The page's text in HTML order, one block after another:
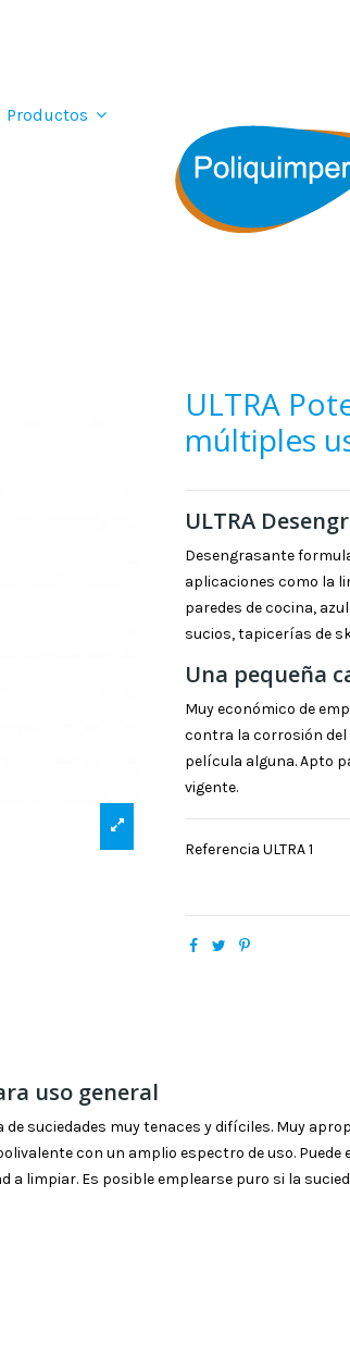
Productos
ULTRA
múltiples
ULTRA
Desengrasante
aplicaciones como la
paredes de cocina,
sucios, tapicerías de
Una pequeña
Muy económico de
contra la corrosión del
película alguna. Apto
vigente.
Referencia ULTRA 1
uso general
suciedades muy tenaces y difíciles. Muy
con un amplio espectro de uso.
a limpiar. Es posible emplearse puro si la